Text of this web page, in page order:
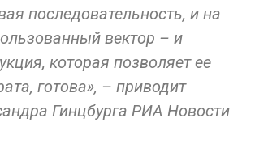
последовательность, и на
вектор – и
которая позволяет ее
готова», – приводит
Гинцбурга РИА Новости